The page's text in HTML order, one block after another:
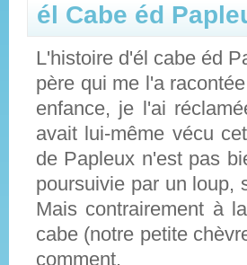
él Cabe éd
L'histoire d'él cabe éd
père qui me l'a
enfance, je l'ai
avait lui-même vécu
de Papleux n'est pas
poursuivie par un loup,
Mais contrairement à
cabe (notre petite
comment.